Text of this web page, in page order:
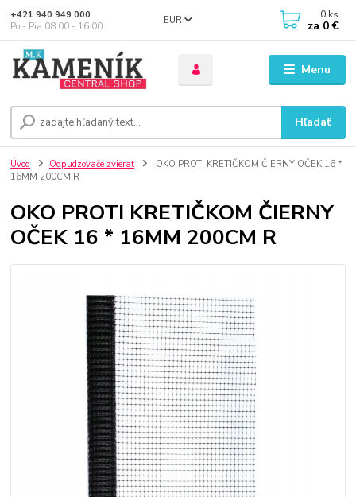
Menu
EUR
Hľadať
+421 940 949 000
Po - Pia 08:00 - 16:00
0 ks
za 0 €
Úvod Odpudzovače zvierat
OKO PROTI KRETIČKOM ČIERNY OČEK 16 *
16MM 200CM R
OKO PROTI KRETIČKOM ČIERNY
OČEK 16 * 16MM 200CM R